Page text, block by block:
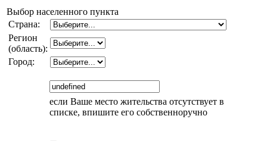
Выбор населенного пункта
Страна:
Регион
(область):
Город:
если Ваше место жительства отсутствует в
списке, впишите его собственноручно